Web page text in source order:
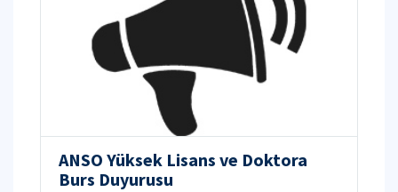
ANSO Yüksek Lisans ve Doktora
Burs Duyurusu